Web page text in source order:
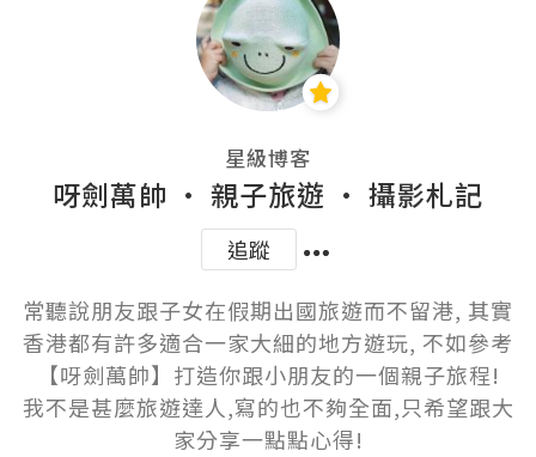
星級博客
呀劍萬帥 • 親子旅遊 • 攝影札記
追蹤
常聽說朋友跟子女在假期出國旅遊而不留港, 其實
香港都有許多適合一家大細的地方遊玩, 不如參考
【呀劍萬帥】打造你跟小朋友的一個親子旅程!
我不是甚麼旅遊達人,寫的也不夠全面,只希望跟大
家分享一點點心得!